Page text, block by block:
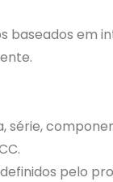
baseados em
série,
pelo